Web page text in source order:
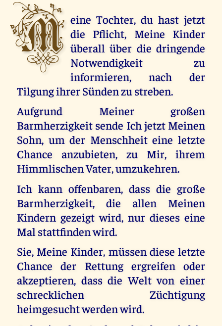
M eine Tochter, du hast jetzt
die Pflicht, Meine Kinder
überall über die dringende
Notwendigkeit zu
informieren, nach der
Tilgung ihrer Sünden zu streben.
Aufgrund Meiner großen
Barmherzigkeit sende Ich jetzt Meinen
Sohn, um der Menschheit eine letzte
Chance anzubieten, zu Mir, ihrem
Himmlischen Vater, umzukehren.
Ich kann offenbaren, dass die große
Barmherzigkeit, die allen Meinen
Kindern gezeigt wird, nur dieses eine
Mal stattfinden wird.
Sie, Meine Kinder, müssen diese letzte
Chance der Rettung ergreifen oder
akzeptieren, dass die Welt von einer
schrecklichen Züchtigung
heimgesucht werden wird.